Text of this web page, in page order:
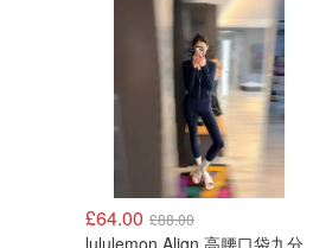
£64.00 £88.00
lululemon Align 高腰口袋九分